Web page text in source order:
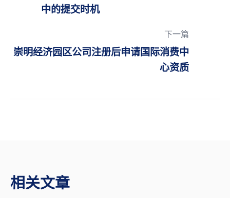
中的提交时机
下一篇
崇明经济园区公司注册后申请国际消费中
心资质
相关文章